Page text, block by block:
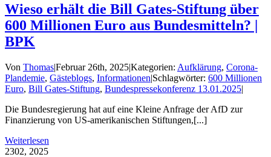
Wieso erhält die Bill Gates-Stiftung über
600 Millionen Euro aus Bundesmitteln? |
BPK
Von Thomas|Februar 26th, 2025|Kategorien: Aufklärung, Corona-
Plandemie, Gästeblogs, Informationen|Schlagwörter: 600 Millionen
Euro, Bill Gates-Stiftung, Bundespressekonferenz 13.01.2025|
Die Bundesregierung hat auf eine Kleine Anfrage der AfD zur
Finanzierung von US-amerikanischen Stiftungen,[...]
Weiterlesen
2302, 2025